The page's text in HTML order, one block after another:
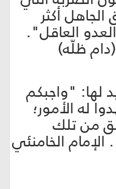
أكثر
العاقل".
ظلّه)
لها: "واجبكم
له الأمور؛
من تلك
الإمام الخامنئي